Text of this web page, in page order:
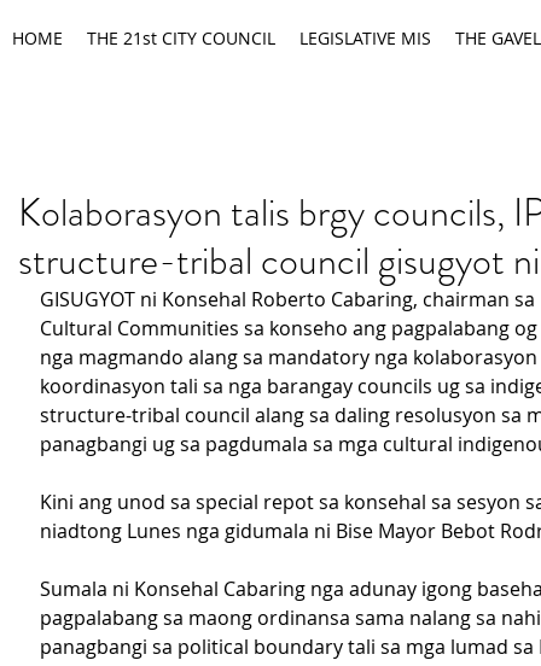
HOME THE 21st CITY COUNCIL LEGISLATIVE MIS THE GAVEL
Kolaborasyon talis brgy councils,
structure-tribal council gisugyot
GISUGYOT ni Konsehal Roberto Cabaring, chairman
Cultural Communities sa konseho ang pagpalabang
nga magmando alang sa mandatory nga
koordinasyon tali sa nga barangay councils ug sa
structure-tribal council alang sa daling resolusyon sa
panagbangi ug sa pagdumala sa mga cultural
Kini ang unod sa special repot sa konsehal sa sesyon
niadtong Lunes nga gidumala ni Bise Mayor Bebot
Sumala ni Konsehal Cabaring nga adunay igong
pagpalabang sa maong ordinansa sama nalang sa
panagbangi sa political boundary tali sa mga lumad sa